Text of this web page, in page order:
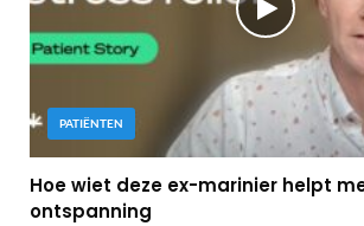
PATIËNTEN
Hoe wiet deze ex-marinier helpt
ontspanning